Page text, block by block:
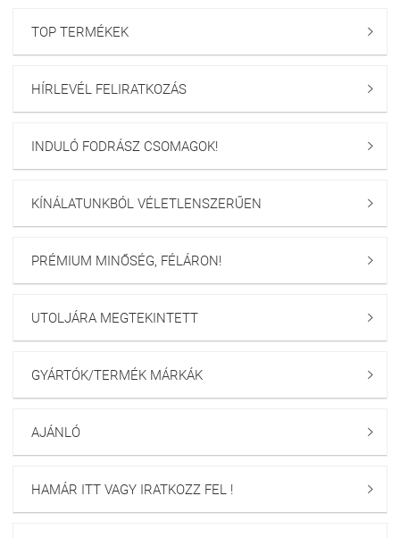
TOP TERMÉKEK 
HÍRLEVÉL FELIRATKOZÁS 
INDULÓ FODRÁSZ CSOMAGOK! 
KÍNÁLATUNKBÓL VÉLETLENSZERŰEN 
PRÉMIUM MINŐSÉG, FÉLÁRON! 
UTOLJÁRA MEGTEKINTETT 
GYÁRTÓK/TERMÉK MÁRKÁK 
AJÁNLÓ 
HAMÁR ITT VAGY IRATKOZZ FEL ! 